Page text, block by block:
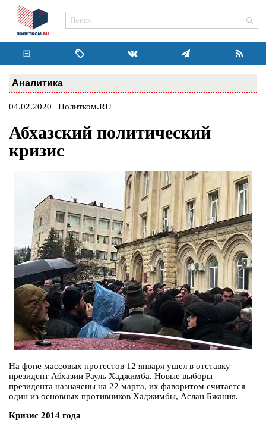
Аналитика
04.02.2020 | Политком.RU
Абхазский политический
кризис
На фоне массовых протестов 12 января ушел в отставку
президент Абхазии Рауль Хаджимба. Новые выборы
президента назначены на 22 марта, их фаворитом считается
один из основных противников Хаджимбы, Аслан Бжания.
Кризис 2014 года